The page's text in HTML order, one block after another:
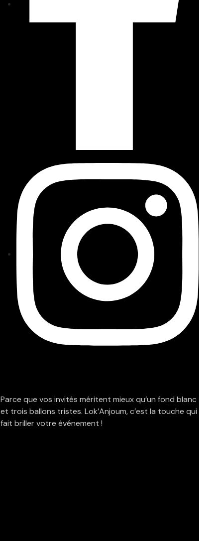
Parce que vos invités méritent mieux qu’un fond blanc
et trois ballons tristes. Lok’Anjoum, c’est la touche qui
fait briller votre événement !